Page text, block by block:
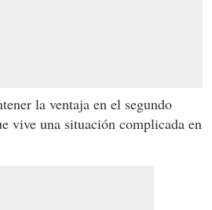
la ventaja en el segundo
vive una situación complicada en